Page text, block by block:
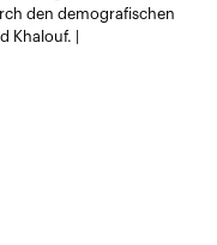
den demografischen
Khalouf. |